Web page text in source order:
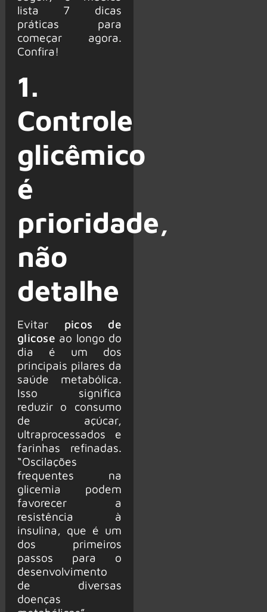
lista 7 dicas
práticas para
começar agora.
Confira!
1.
Controle
glicêmico
é
prioridade,
não
detalhe
Evitar picos de
glicose ao longo do
dia é um dos
principais pilares da
saúde metabólica.
Isso significa
reduzir o consumo
de açúcar,
ultraprocessados e
farinhas refinadas.
“Oscilações
frequentes na
glicemia podem
favorecer a
resistência à
insulina, que é um
dos primeiros
passos para o
desenvolvimento
de diversas
doenças